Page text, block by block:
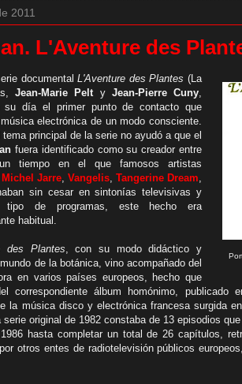
2011
L'Aventure des
documentalL'Aventure des Plantes (La
Jean-Marie Pelty Jean-Pierre Cuny,
su día el primer punto de contacto que
electrónica de un modo consciente.
principal de la serie no ayudó a que el
fuera identificado como su creador entre
tiempo en el que famosos artistas
Jarre, Vangelis, Tangerine Dream,
sin cesar en sintonías televisivas y
tipo de programas, este hecho era
habitual.
des Plantes, con su modo didáctico y
de la botánica, vino acompañado del
en varios países europeos, hecho que
correspondiente álbum homónimo, publicado
la música disco y electrónica francesa surgida
serie original de 1982 constaba de 13 episodios
hasta completar un total de 26 capítulos,
otros entes de radiotelevisión públicos